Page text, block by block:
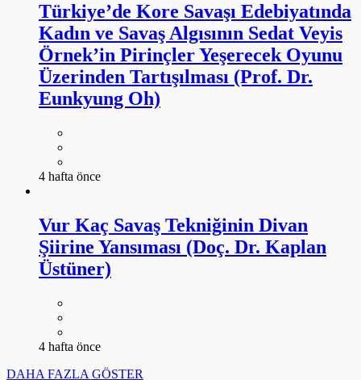
Türkiye’de Kore Savaşı Edebiyatında
Kadın ve Savaş Algısının Sedat Veyis
Örnek’in Pirinçler Yeşerecek Oyunu
Üzerinden Tartışılması (Prof. Dr.
Eunkyung Oh)
4 hafta önce
Vur Kaç Savaş Tekniğinin Divan
Şiirine Yansıması (Doç. Dr. Kaplan
Üstüner)
4 hafta önce
DAHA FAZLA GÖSTER